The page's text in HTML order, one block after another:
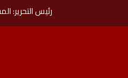
رئيس التحرير: